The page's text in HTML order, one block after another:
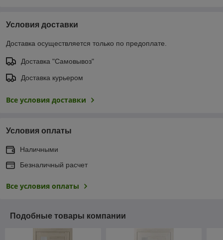
Условия доставки
Доставка осуществляется только по предоплате.
Доставка "Самовывоз"
Доставка курьером
Все условия доставки
Условия оплаты
Наличными
Безналичный расчет
Все условия оплаты
Подобные товары компании